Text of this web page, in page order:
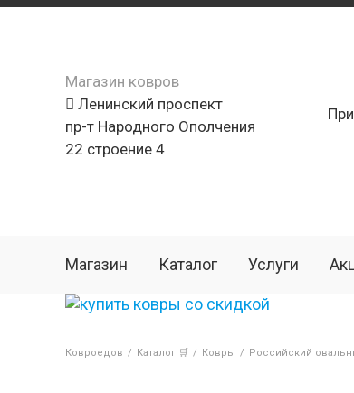
Магазин ковров
Ленинский проспект
пр-т Народного Ополчения
22 строение 4
Магазин Каталог Услуги
Ковроедов / Каталог 🛒 / Ковры / Российский